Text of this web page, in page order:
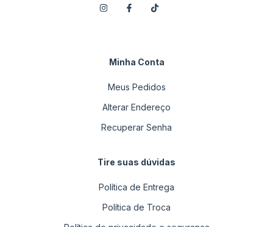
Minha Conta
Meus Pedidos
Alterar Endereço
Recuperar Senha
Tire suas dúvidas
Política de Entrega
Política de Troca